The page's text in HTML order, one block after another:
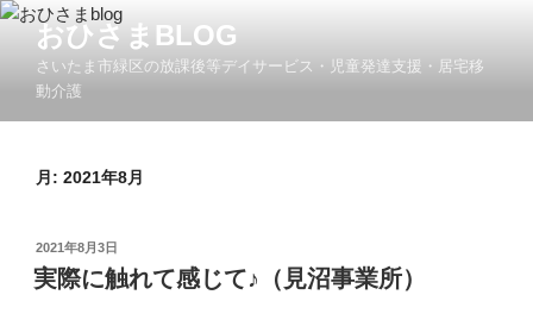
コ
ツ
おひさまBLOG
さいたま市緑区の放課後等デイサービス・児童発達支援・居宅移
動介護
月: 2021年8月
投
稿
日:
2021年8月3日
実際に触れて感じて♪（見沼事業所）